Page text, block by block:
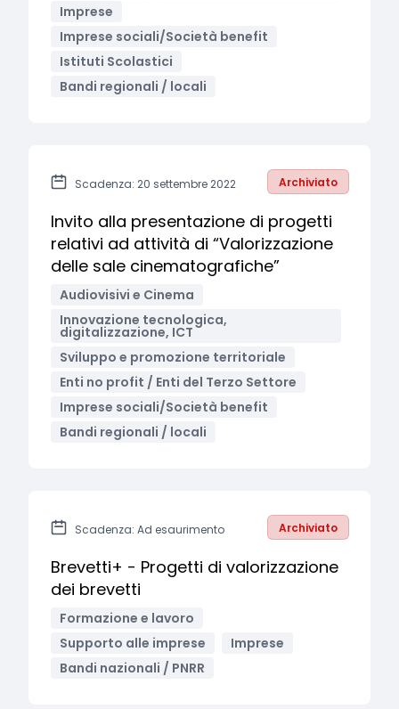
Imprese
Imprese sociali/Società benefit
Istituti Scolastici
Bandi regionali / locali
Scadenza: 20 settembre 2022 Archiviato
Invito alla presentazione di progetti
relativi ad attività di “Valorizzazione
delle sale cinematografiche”
Audiovisivi e Cinema
Innovazione tecnologica,
digitalizzazione, ICT
Sviluppo e promozione territoriale
Enti no profit / Enti del Terzo Settore
Imprese sociali/Società benefit
Bandi regionali / locali
Scadenza: Ad esaurimento Archiviato
Brevetti+ - Progetti di valorizzazione
dei brevetti
Formazione e lavoro
Supporto alle imprese
Imprese
Bandi nazionali / PNRR